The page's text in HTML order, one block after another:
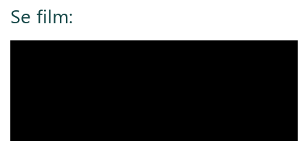
Se film: